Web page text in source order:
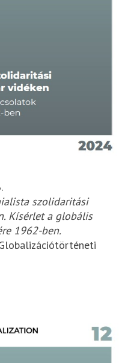
szolidaritási
Kísérlet a globális
1962-ben.